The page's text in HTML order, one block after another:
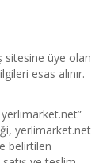
sitesine üye olan
esas alınır.
yerlimarket.net”
yerlimarket.net
belirtilen